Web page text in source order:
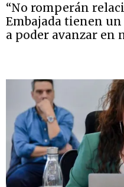
“No romperán
Embajada tienen
a poder avanzar en